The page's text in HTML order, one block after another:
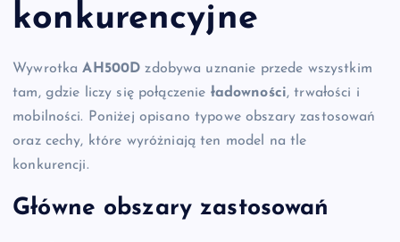
konkurencyjne
WywrotkaAH500D zdobywa uznanie przede wszystkim
tam, gdzie liczy się połączenie ładowności, trwałości i
mobilności. Poniżej opisano typowe obszary zastosowań
oraz cechy, które wyróżniają ten model na tle
konkurencji.
Główne obszary zastosowań